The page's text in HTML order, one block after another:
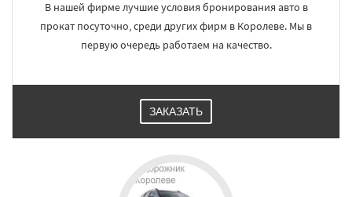
В нашей фирме лучшие условия бронирования авто в
прокат посуточно, среди других фирм в Королеве. Мы в
первую очередь работаем на качество.
ЗАКАЗАТЬ